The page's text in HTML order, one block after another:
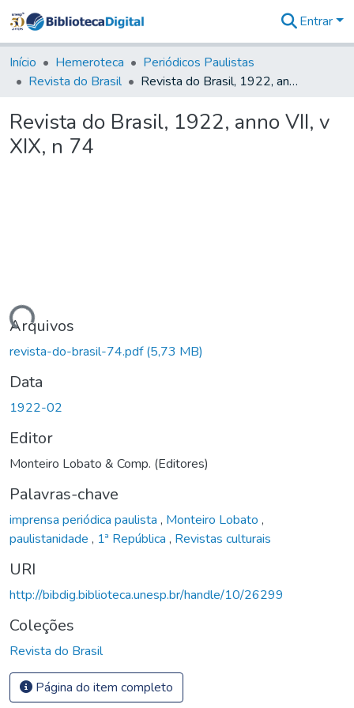
&
Coleções
Tudo na
Digital
Entrar
Início Hemeroteca
Periódicos Paulistas
Revista do Brasil
Revista do Brasil, 1922, anno VII, v XIX, n 74
Revista do Brasil, 1922, anno VII, v
XIX, n 74
Arquivos
revista-do-brasil-74.pdf(5,73 MB)
Data
1922-02
Editor
Monteiro Lobato & Comp. (Editores)
Palavras-chave
imprensa periódica paulista , Monteiro Lobato ,
paulistanidade , 1ª República , Revistas culturais
URI
http://bibdig.biblioteca.unesp.br/handle/10/26299
Coleções
Revista do Brasil
Página do item completo